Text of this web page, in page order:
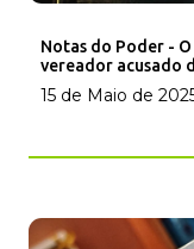
Notas do Poder -
vereador acusado
15 de Maio de